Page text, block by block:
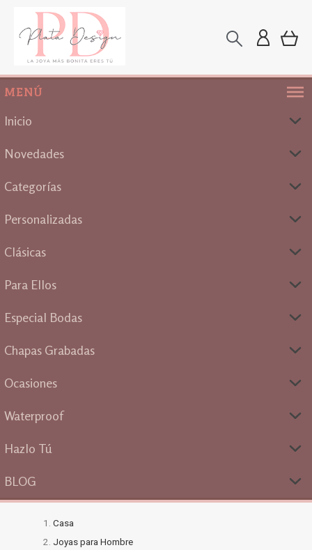
MENÚ
Inicio
Novedades
Categorías
Personalizadas
Clásicas
Para Ellos
Especial Bodas
Chapas Grabadas
Ocasiones
Waterproof
Hazlo Tú
BLOG
Casa
Joyas para Hombre